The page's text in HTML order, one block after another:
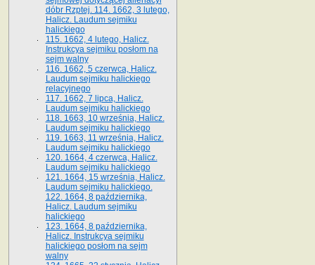
dóbr Rzptej. 114. 1662, 3 lutego,
Halicz. Laudum sejmiku
halickiego
115. 1662, 4 lutego, Halicz.
Instrukcya sejmiku posłom na
sejm walny
116. 1662, 5 czerwca, Halicz.
Laudum sejmiku halickiego
relacyjnego
117. 1662, 7 lipca, Halicz.
Laudum sejmiku halickiego
118. 1663, 10 września, Halicz.
Laudum sejmiku halickiego
119. 1663, 11 września, Halicz.
Laudum sejmiku halickiego
120. 1664, 4 czerwca, Halicz.
Laudum sejmiku halickiego
121. 1664, 15 września, Halicz.
Laudum sejmiku halickiego.
122. 1664, 8 października,
Halicz. Laudum sejmiku
halickiego
123. 1664, 8 października,
Halicz. Instrukcya sejmiku
halickiego posłom na sejm
walny